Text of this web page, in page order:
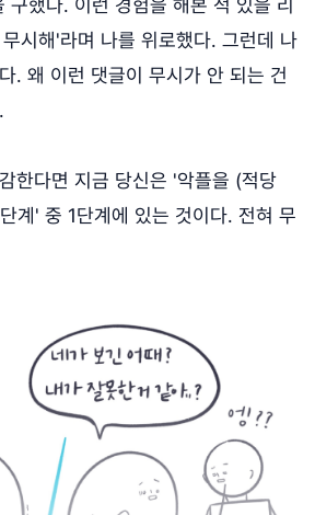
구했다. 이런 경험을 해본 적 있을 리
시해'라며 나를 위로했다. 그런데 나
. 왜 이런 댓글이 무시가 안 되는 건
한다면 지금 당신은 '악플을 (적당
계' 중 1단계에 있는 것이다. 전혀 무